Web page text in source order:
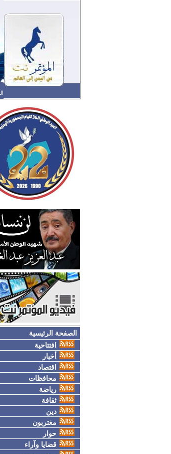
السبت, 08-
الصفحة الرئيسية
افتتاحية
أخبار
اقتصاد
محافظات
رياضة
ثقافة
دين
مغتربون
حوار
قضايا وآراء